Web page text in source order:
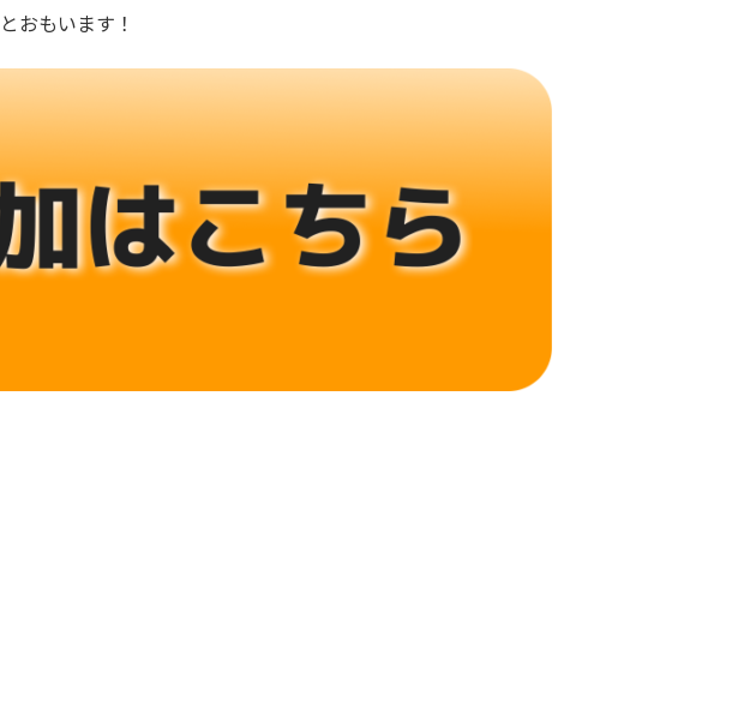
おもいます！